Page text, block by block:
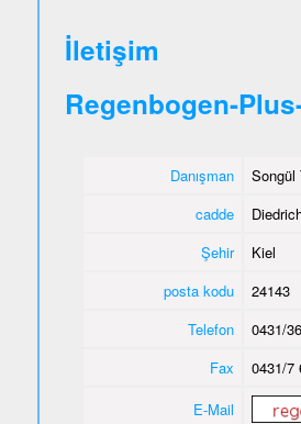
İletişim
Regenbogen-
Danışman
Songül
cadde
Şehir
Kiel
posta kodu
24143
Telefon
0431/
Fax
0431/7
E-Mail